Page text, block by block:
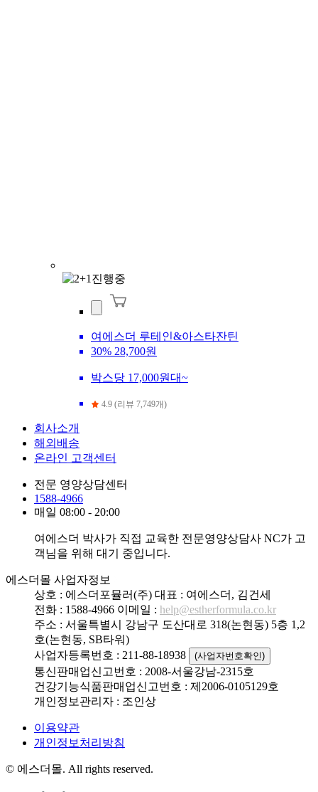
여에스더 루테인&아스타잔틴
30% 28,700원
박스당 17,000원대~
4.9 (리뷰 7,749개)
회사소개
해외배송
온라인 고객센터
전문 영양상담센터
1588-4966
매일 08:00 - 20:00
여에스더 박사가 직접 교육한 전문영양상담사 NC가 고
객님을 위해 대기 중입니다.
에스더몰 사업자정보
상호 : 에스더포뮬러(주) 대표 : 여에스더, 김건세
전화 : 1588-4966 이메일 : help@estherformula.co.kr
주소 : 서울특별시 강남구 도산대로 318(논현동) 5층 1,2
호(논현동, SB타워)
사업자등록번호 : 211-88-18938
(사업자번호확인)
통신판매업신고번호 : 2008-서울강남-2315호
건강기능식품판매업신고번호 : 제2006-0105129호
개인정보관리자 : 조인상
이용약관
개인정보처리방침
© 에스더몰. All rights reserved.